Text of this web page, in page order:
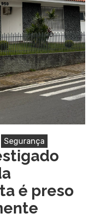
Segurança
é preso